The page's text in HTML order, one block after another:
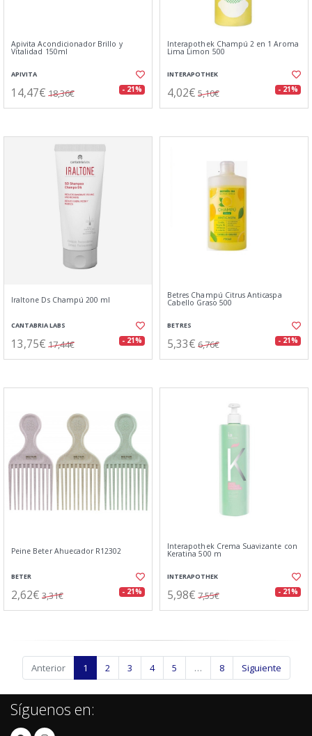
Apivita Acondicionador Brillo y
Vitalidad 150ml
APIVITA
14,47€ 18,36€ - 21%
Interapothek Champú 2 en 1 Aroma
Lima Limon 500
INTERAPOTHEK
4,02€ 5,10€ - 21%
Iraltone Ds Champú 200 ml
CANTABRIA LABS
13,75€ 17,44€ - 21%
Betres Champú Citrus Anticaspa
Cabello Graso 500
BETRES
5,33€ 6,76€ - 21%
Peine Beter Ahuecador R12302
BETER
2,62€ 3,31€ - 21%
Interapothek Crema Suavizante con
Keratina 500 m
INTERAPOTHEK
5,98€ 7,55€ - 21%
Anterior 1 2 3 4 5 … 8 Siguiente
Síguenos en: